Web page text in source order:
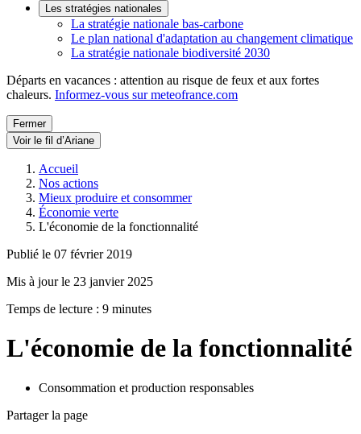
Les stratégies nationales
La stratégie nationale bas-carbone
Le plan national d'adaptation au changement climatique
La stratégie nationale biodiversité 2030
Départs en vacances : attention au risque de feux et aux fortes
chaleurs. Informez-vous sur meteofrance.com
Fermer
Voir le fil d’Ariane
Accueil
Nos actions
Mieux produire et consommer
Économie verte
L'économie de la fonctionnalité
Publié le 07 février 2019
Mis à jour le 23 janvier 2025
Temps de lecture : 9 minutes
L'économie de la fonctionnalité
Consommation et production responsables
Partager la page